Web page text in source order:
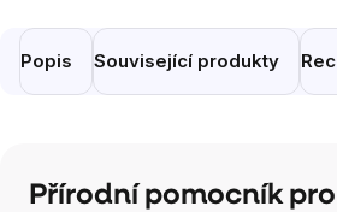
Popis Související produkty
Přírodní pomocník